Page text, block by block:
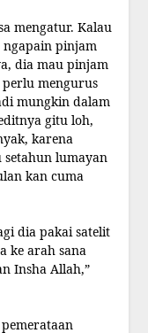
mengatur. Kalau
ngapain pinjam
dia mau pinjam
mengurus
mungkin dalam
gitu loh,
karena
setahun lumayan
kan cuma
dia pakai satelit
ke arah sana
Insha Allah,”